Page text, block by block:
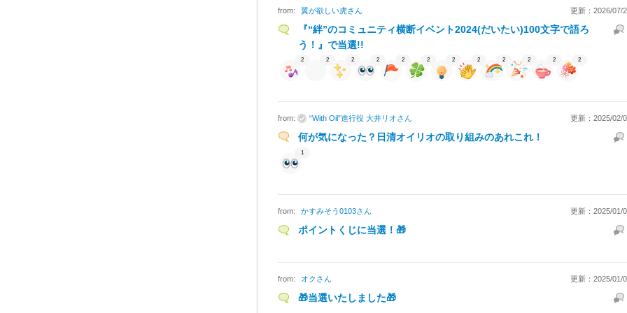
from: 翼が欲しい虎さん 更新：2026/07/
『“絆”のコミュニティ横断イベント2024(だいたい)100文字で語ろ
う！』で当選!!
2 2 2 2 2 2 2 2 2 2 2 2
from: “With Oil”進行役 大井リオさん 更新：2025/02/
何が気になった？日清オイリオの取り組みのあれこれ！
1
from: かすみそう0103さん 更新：2025/01/
ポイントくじに当選！🎁
from: オク さん 更新：2025/01/
🎁当選いたしました🎁